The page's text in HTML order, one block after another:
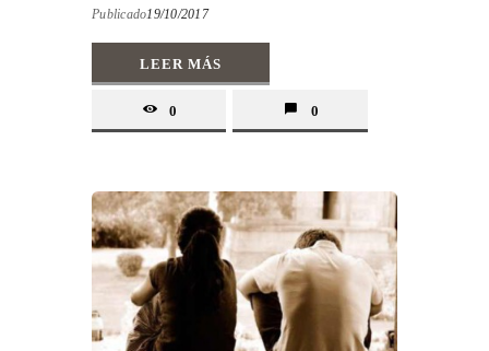
Publicado19/10/2017
LEER MÁS
0 0